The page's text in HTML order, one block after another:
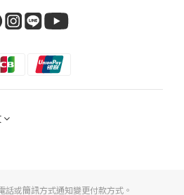
話或簡訊方式通知變更付款方式。